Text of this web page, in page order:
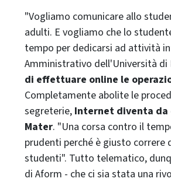
"Vogliamo comunicare allo
adulti. E vogliamo che lo
tempo per dedicarsi ad attività
Amministrativo dell'Università
di effettuare online le
Completamente abolite le
segreterie, Internet diventa da
Mater. "Una corsa contro il
prudenti perché è giusto correre
studenti". Tutto telematico,
di Aform - che ci sia stata una